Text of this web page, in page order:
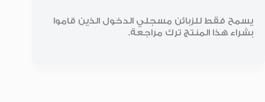
يسمح فقط للزبائن مسجلي الدخول الذين قاموا
بشراء هذا المنتج ترك مراجعة.